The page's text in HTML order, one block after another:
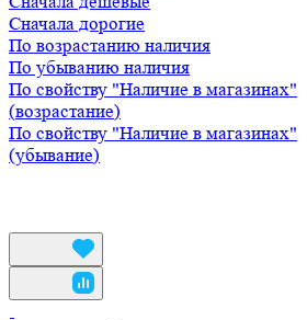
Сначала дорогие
По возрастанию наличия
По убыванию наличия
По свойству "Наличие в магазинах"
(возрастание)
По свойству "Наличие в магазинах"
(убывание)